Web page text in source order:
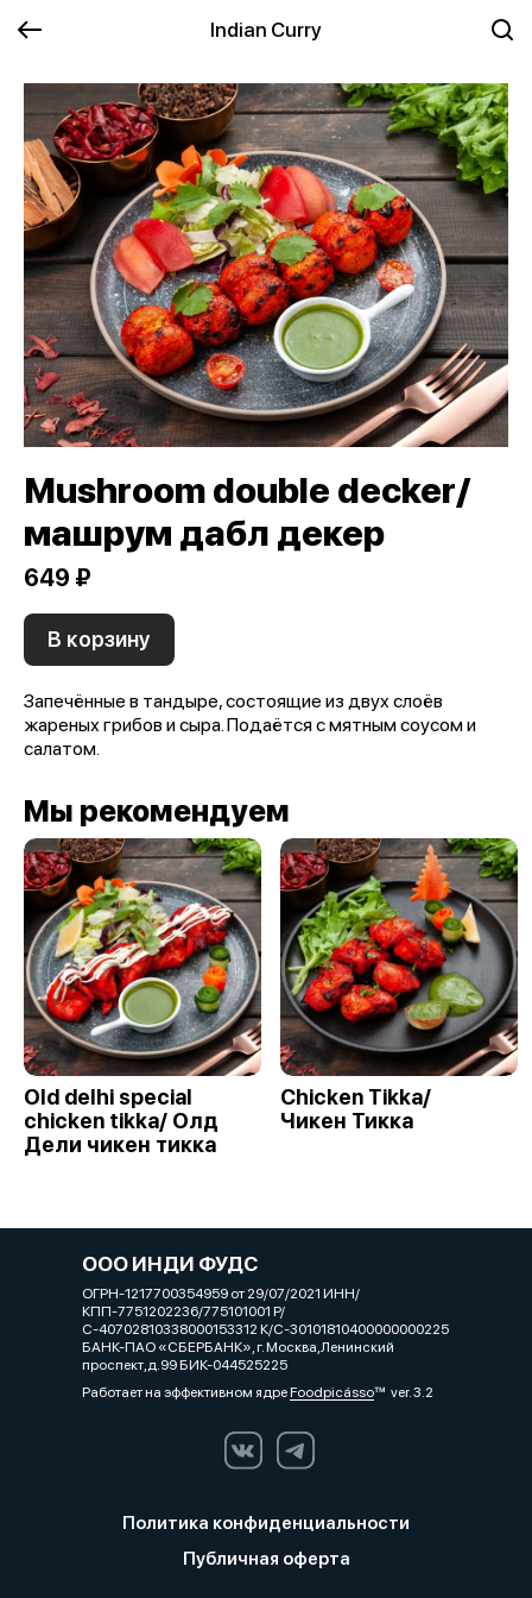
Indian Curry
Mushroom double decker/
машрум дабл декер
649 ₽
В корзину
Запечённые в тандыре, состоящие из двух слоёв
жареных грибов и сыра. Подаётся с мятным соусом и
салатом.
Мы рекомендуем
Old delhi special
chicken tikka/ Олд
Дели чикен тикка
Chicken Tikka/
Чикен Тикка
ООО ИНДИ ФУДС
ОГРН-1217700354959 от 29/07/2021 ИНН/
КПП-7751202236/775101001 Р/
С-40702810338000153312 К/С-30101810400000000225
БАНК-ПАО «СБЕРБАНК», г. Москва,Ленинский
проспект,д.99 БИК-044525225
Работает на эффективном ядреFoodpicássover. 3.2
Политика конфиденциальности
Публичная оферта